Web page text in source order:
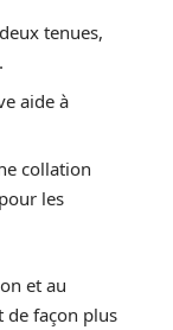
tenues,
aide à
collation
les
et au
de façon plus